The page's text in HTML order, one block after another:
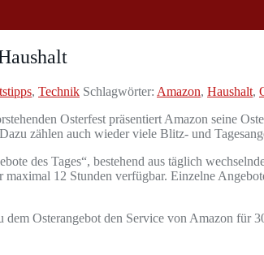
, Technik Schlagwörter: Amazon, Haushalt,
Osterfest präsentiert Amazon seine
zählen auch wieder viele Blitz- und
des Tages“, bestehend aus täglich
maximal 12 Stunden verfügbar. Einzelne
dem Osterangebot den Service von Amazon für